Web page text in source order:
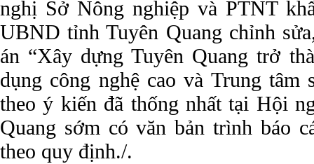
nghị Sở Nông nghiệp và PTNT
UBND tỉnh Tuyên Quang chỉnh
án “Xây dựng Tuyên Quang trở
dụng công nghệ cao và Trung tâm
theo ý kiến đã thống nhất tại Hội
Quang sớm có văn bản trình báo
theo quy định./.